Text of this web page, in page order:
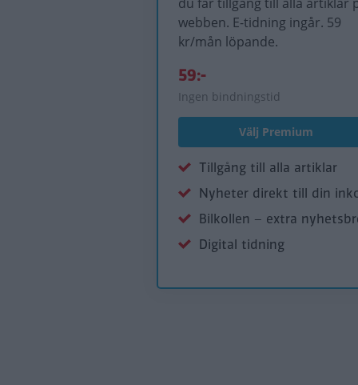
webben. E-tidning ingår. 59
kr/mån löpande.
59:-
Ingen bindningstid
Välj Premium
Tillgång till alla artiklar
Nyheter direkt till din
Bilkollen – extra
Digital tidning